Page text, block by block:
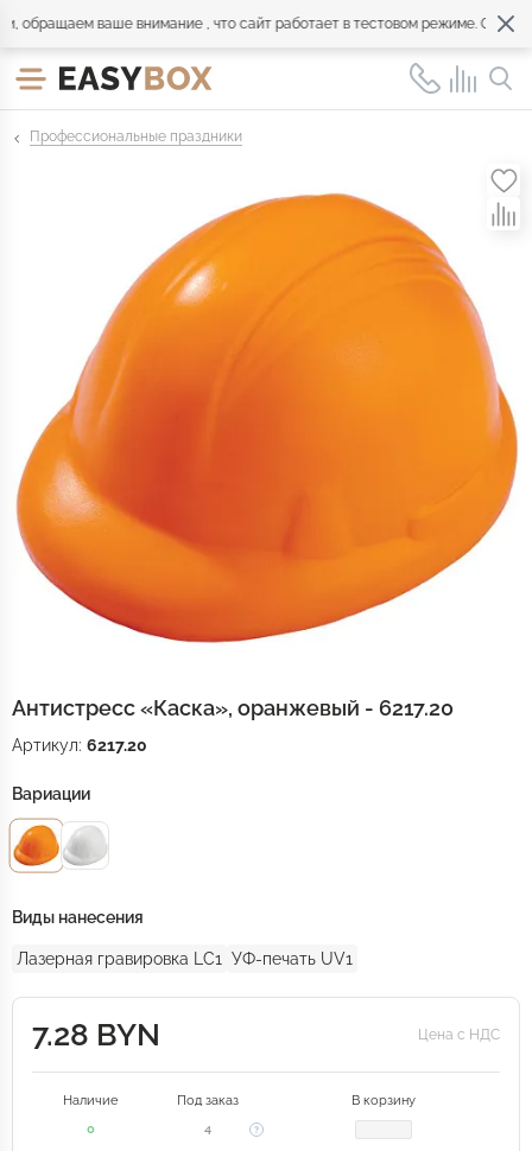
ваше внимание , что сайт работает в тестовом режиме.
Профессиональные праздники
Антистресс «Каска», оранжевый - 6217.20
Артикул: 6217.20
Вариации
Виды нанесения
Лазерная гравировка LC1 УФ-печать UV1
7.28 BYN Цена с НДС
Наличие Под заказ
В корзину
0
4